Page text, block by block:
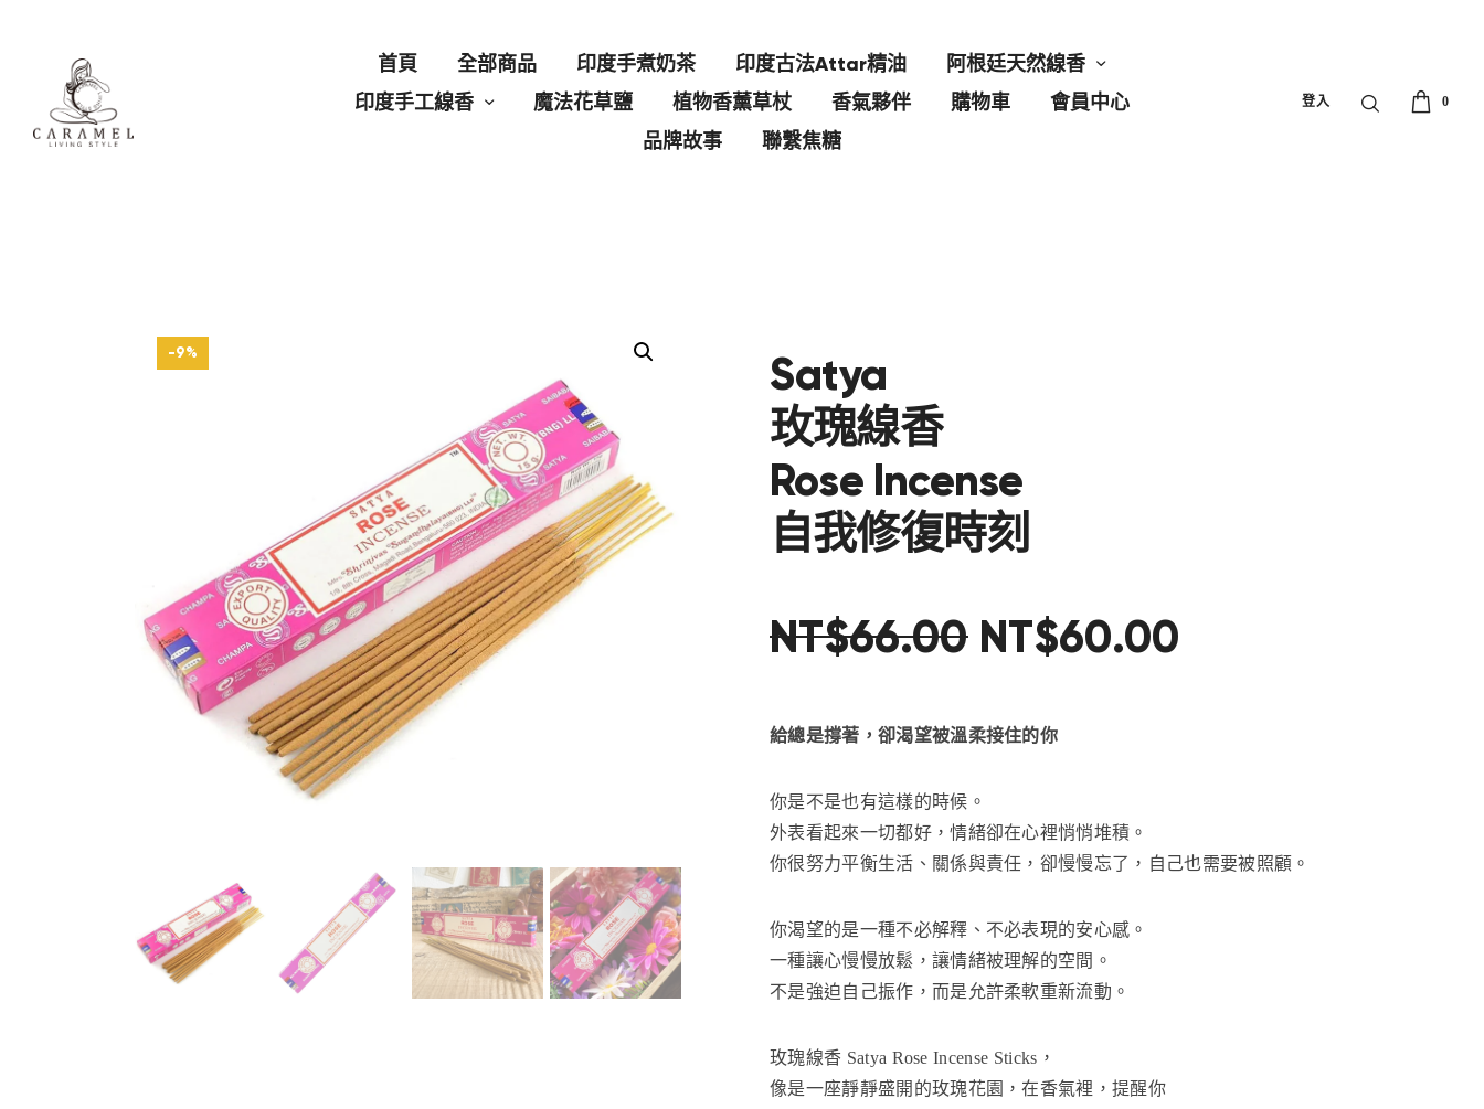
首頁 全部商品 印度手煮奶茶 印度古法Attar精油
阿根廷天然線香
印度手工線香
魔法花草鹽 植物香薰草杖 香氣夥伴 購物車
會員中心
品牌故事
聯繫焦糖
登入 0
-9%
Satya
玫瑰線香
Rose Incense
自我修復時刻
NT$66.00 NT$60.00
給總是撐著，卻渴望被溫柔接住的你
你是不是也有這樣的時候。
外表看起來一切都好，情緒卻在心裡悄悄堆積。
你很努力平衡生活、關係與責任，卻慢慢忘了，自己也需要被照顧。
你渴望的是一種不必解釋、不必表現的安心感。
一種讓心慢慢放鬆，讓情緒被理解的空間。
不是強迫自己振作，而是允許柔軟重新流動。
玫瑰線香 Satya Rose Incense Sticks，
像是一座靜靜盛開的玫瑰花園，在香氣裡，提醒你